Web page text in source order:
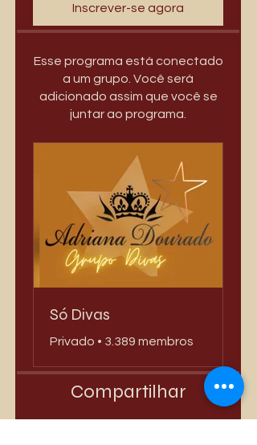
Inscrever-se agora
Esse programa está conectado
a um grupo. Você será
adicionado assim que você se
juntar ao programa.
Só Divas
Privado • 3.389 membros
Compartilhar